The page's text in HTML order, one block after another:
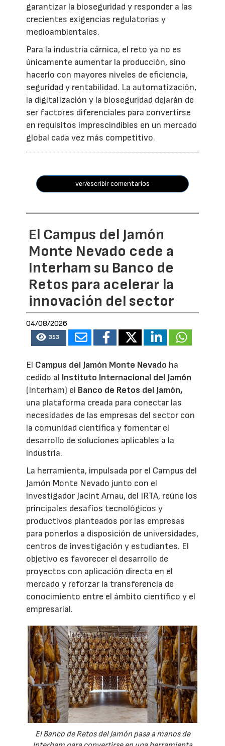
garantizar la bioseguridad y responder a las
crecientes exigencias regulatorias y
medioambientales.
Para la industria cárnica, el reto ya no es
únicamente aumentar la producción, sino
hacerlo con mayores niveles de eficiencia,
seguridad y rentabilidad. La automatización,
la digitalización y la bioseguridad dejarán de
ser factores diferenciales para convertirse
en requisitos imprescindibles en un mercado
global cada vez más competitivo.
ver/escribir comentarios
El Campus del Jamón
Monte Nevado cede a
Interham su Banco de
Retos para acelerar la
innovación del sector
04/08/2026
353
El Campus del Jamón Monte Nevado ha
cedido al Instituto Internacional del Jamón
(Interham) el Banco de Retos del Jamón,
una plataforma creada para conectar las
necesidades de las empresas del sector con
la comunidad científica y fomentar el
desarrollo de soluciones aplicables a la
industria.
La herramienta, impulsada por el Campus del
Jamón Monte Nevado junto con el
investigador Jacint Arnau, del IRTA, reúne los
principales desafíos tecnológicos y
productivos planteados por las empresas
para ponerlos a disposición de universidades,
centros de investigación y estudiantes. El
objetivo es favorecer el desarrollo de
proyectos con aplicación directa en el
mercado y reforzar la transferencia de
conocimiento entre el ámbito científico y el
empresarial.
El Banco de Retos del Jamón pasa a manos de